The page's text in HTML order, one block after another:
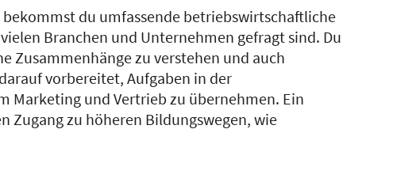
du umfassende betriebswirtschaftliche
Branchen und Unternehmen gefragt sind. Du
Zusammenhänge zu verstehen und auch
vorbereitet, Aufgaben in der
Marketing und Vertrieb zu übernehmen. Ein
Zugang zu höheren Bildungswegen, wie